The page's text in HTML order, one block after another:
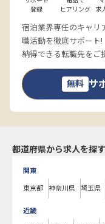
登録
ヒアリング
求
宿泊業界専任のキャリ
職活動を徹底サポート!
納得できる転職先をご
無料 サ
都道府県から求人を探す
関東
東京都 神奈川県 埼玉県
近畿